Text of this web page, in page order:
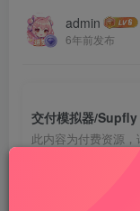
admin
6年前发布
交付模拟器/
此内容为付费资源